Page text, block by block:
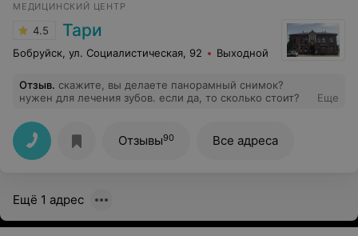
помощь. Побольше бы таких врачей!!! Обязательно
буду рекомендовать именно этого врача своим
друзьям и знакомым. Спасибо Вам огромное за
профессионализм и человеческое отношение к
пациентам, в нынешнее время это большая
МЕДИЦИНСКИЙ ЦЕНТР
4.5 Тари
Бобруйск, ул. Социалистическая, 92 Выходной
Отзыв. скажите, вы делаете панорамный снимок?
нужен для лечения зубов. если да, то сколько стоит?
Еще
Отзывы90 Все адреса
Ещё 1 адрес